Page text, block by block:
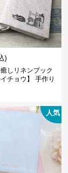
)
しリネンブック
チョウ】 手作り
人気